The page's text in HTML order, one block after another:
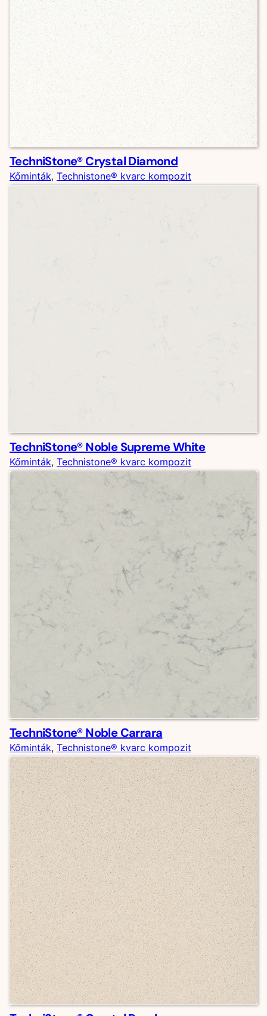
TechniStone® Crystal Diamond
Kőminták, Technistone® kvarc kompozit
TechniStone® Noble Supreme White
Kőminták, Technistone® kvarc kompozit
TechniStone® Noble Carrara
Kőminták, Technistone® kvarc kompozit